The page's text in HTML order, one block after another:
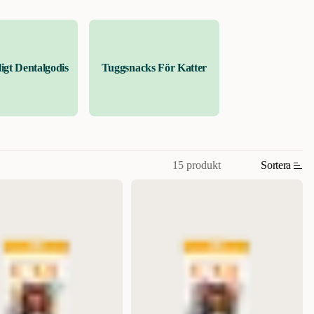
Dentalgodis Tuggsnacks För Katter
15 produkt Sortera